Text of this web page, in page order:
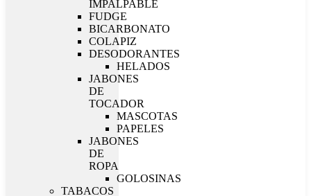
IMPALPABLE
FUDGE
BICARBONATO
COLAPIZ
DESODORANTES
HELADOS
JABONES
DE
TOCADOR
MASCOTAS
PAPELES
JABONES
DE
ROPA
GOLOSINAS
TABACOS